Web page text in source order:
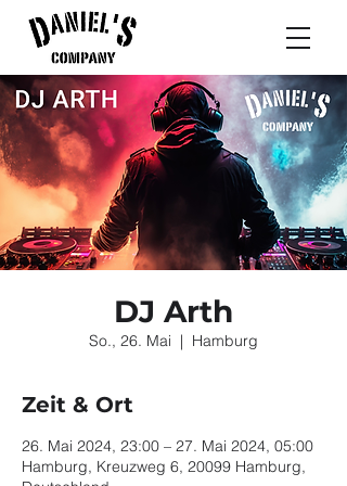
DJ Arth
So., 26. Mai
  |
Hamburg
Zeit & Ort
26. Mai 2024, 23:00 – 27. Mai 2024, 05:00
Hamburg, Kreuzweg 6, 20099 Hamburg,